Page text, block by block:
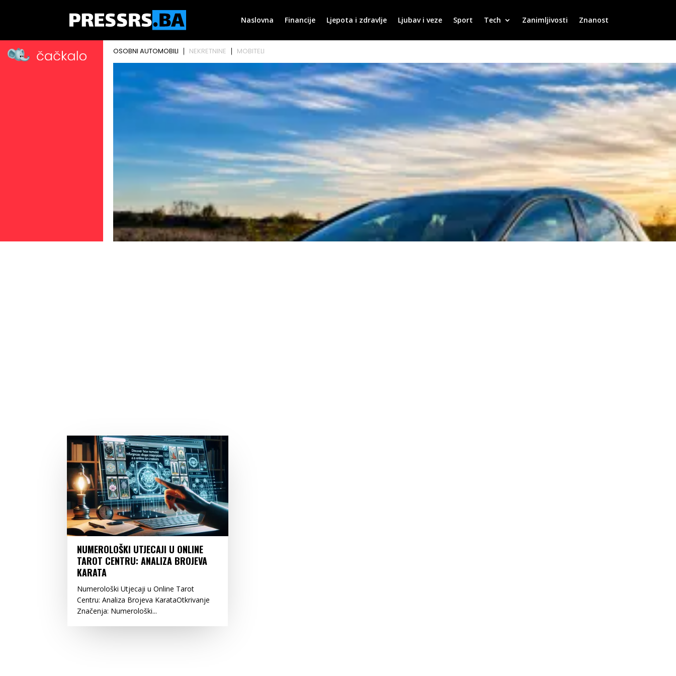
Naslovna Financije Ljepota i zdravlje Ljubav i veze Sport Tech Zanimljivosti Znanost
NUMEROLOŠKI UTJECAJI U ONLINE
TAROT CENTRU: ANALIZA BROJEVA
KARATA
Numerološki Utjecaji u Online Tarot
Centru: Analiza Brojeva KarataOtkrivanje
Značenja: Numerološki...